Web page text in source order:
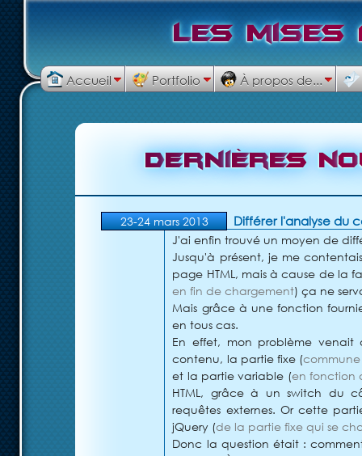
Les mises
Accueil Portfolio À propos de...
Dernières no
23-24 mars 2013 Différer l'analyse du
J'ai enfin trouvé un moyen de
Jusqu'à présent, je me
page HTML, mais à cause de la
en fin de chargement) ça ne
Mais grâce à une fonction
en tous cas.
En effet, mon problème
contenu, la partie fixe (
et la partie variable (en fonction
HTML, grâce à un switch du
requêtes externes. Or cette
jQuery (de la partie fixe qui se
Donc la question était :